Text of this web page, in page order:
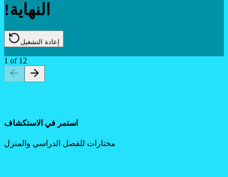
!النهاية
إعادة التشغيل
1 of 12
استمر في الاستكشاف
مختارات للفصل الدراسي والمنزل